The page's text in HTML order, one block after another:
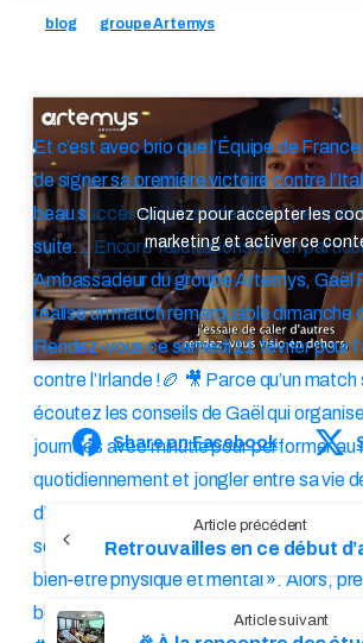
blog groupe Artemys
Et c’est avec brio que l’Équipe de
de signer sa première victoire contre
beau succès qui laisse de belles
suite… Encore félicitations et, en
Ambassadeur du groupe Artemys, Gaël
réalisé un match remarquable dimanche
Rendez-vous ce samedi 11 février pour
contre l’Irlande !🏉 🎥 Parce qu’un
écoutez les conseils de Gaël qui
journées avec minutie pour performer au
quotidiennement et jongler entre sa vie
d’entrepreneur. L’objectif, selon lui, au
sentir bien dans la tête et d’avoir une vie
bien-être physique et mental ». Alors,
bonnes pratiques de Gaël ?#rugby
Cliquez pour accepter les
marketing et activer ce
Share on Facebook
C
o
n